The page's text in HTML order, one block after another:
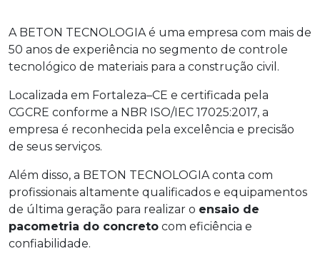
A BETON TECNOLOGIA é uma empresa com mais de
50 anos de experiência no segmento de controle
tecnológico de materiais para a construção civil.
Localizada em Fortaleza–CE e certificada pela
CGCRE conforme a NBR ISO/IEC 17025:2017, a
empresa é reconhecida pela excelência e precisão
de seus serviços.
Além disso, a BETON TECNOLOGIA conta com
profissionais altamente qualificados e equipamentos
de última geração para realizar o ensaio de
pacometria do concreto com eficiência e
confiabilidade.